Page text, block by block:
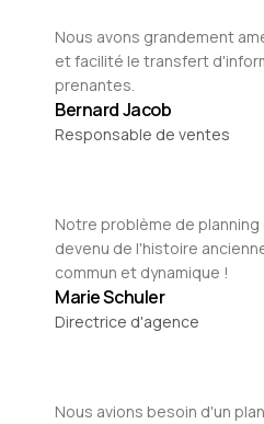
Nous avons grandement
et facilité le transfert
prenantes.
Bernard Jacob
Responsable de ventes
Notre problème de
devenu de l'histoire
commun et dynamique !
Marie Schuler
Directrice d'agence
Nous avions besoin d'un